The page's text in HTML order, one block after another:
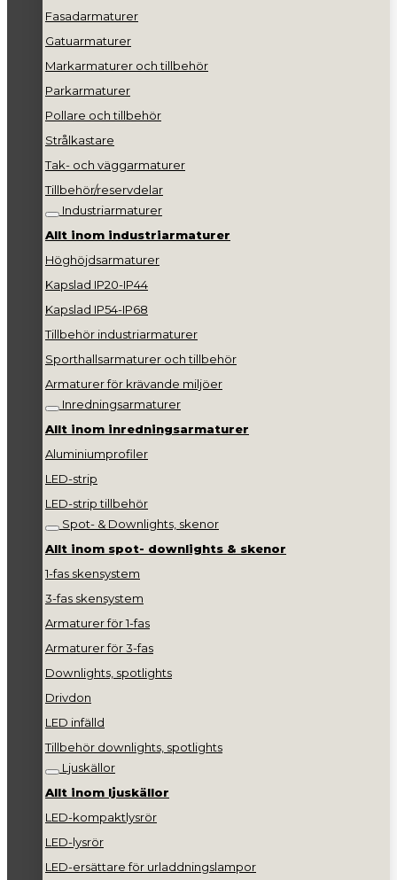
Fasadarmaturer
Gatuarmaturer
Markarmaturer och tillbehör
Parkarmaturer
Pollare och tillbehör
Strålkastare
Tak- och väggarmaturer
Tillbehör/reservdelar
Industriarmaturer
Allt inom industriarmaturer
Höghöjdsarmaturer
Kapslad IP20-IP44
Kapslad IP54-IP68
Tillbehör industriarmaturer
Sporthallsarmaturer och tillbehör
Armaturer för krävande miljöer
Inredningsarmaturer
Allt inom inredningsarmaturer
Aluminiumprofiler
LED-strip
LED-strip tillbehör
Spot- & Downlights, skenor
Allt inom spot- downlights & skenor
1-fas skensystem
3-fas skensystem
Armaturer för 1-fas
Armaturer för 3-fas
Downlights, spotlights
Drivdon
LED infälld
Tillbehör downlights, spotlights
Ljuskällor
Allt inom ljuskällor
LED-kompaktlysrör
LED-lysrör
LED-ersättare för urladdningslampor